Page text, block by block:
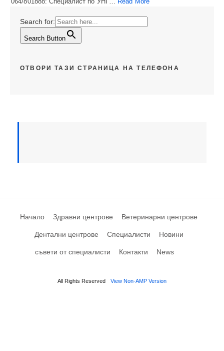
Search for:
Search Button
ОТВОРИ ТАЗИ СТРАНИЦА НА ТЕЛЕФОНА
Начало Здравни центрове Ветеринарни центрове
Дентални центрове Специалисти Новини
съвети от специалисти Контакти News
All Rights Reserved View Non-AMP Version